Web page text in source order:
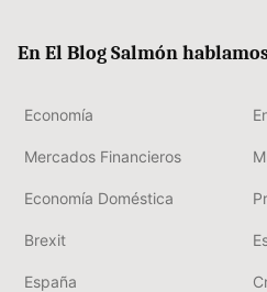
En El Blog Salmón
Economía
Mercados Financieros
Economía Doméstica
Brexit
España